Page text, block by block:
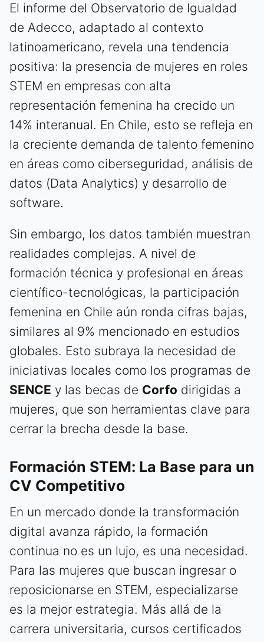
El informe del Observatorio de Igualdad
de Adecco, adaptado al contexto
latinoamericano, revela una tendencia
positiva: la presencia de mujeres en roles
STEM en empresas con alta
representación femenina ha crecido un
14% interanual. En Chile, esto se refleja en
la creciente demanda de talento femenino
en áreas como ciberseguridad, análisis de
datos (Data Analytics) y desarrollo de
software.
Sin embargo, los datos también muestran
realidades complejas. A nivel de
formación técnica y profesional en áreas
científico-tecnológicas, la participación
femenina en Chile aún ronda cifras bajas,
similares al 9% mencionado en estudios
globales. Esto subraya la necesidad de
iniciativas locales como los programas de
SENCE y las becas de Corfo dirigidas a
mujeres, que son herramientas clave para
cerrar la brecha desde la base.
Formación STEM: La Base para un
CV Competitivo
En un mercado donde la transformación
digital avanza rápido, la formación
continua no es un lujo, es una necesidad.
Para las mujeres que buscan ingresar o
reposicionarse en STEM, especializarse
es la mejor estrategia. Más allá de la
carrera universitaria, cursos certificados